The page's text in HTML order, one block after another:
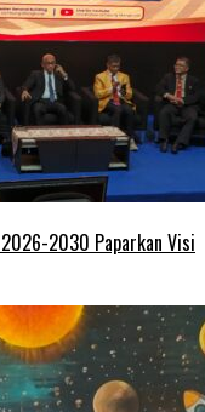
2030 Paparkan Visi